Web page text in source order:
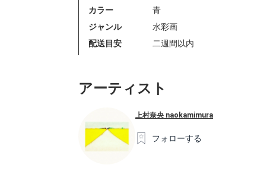
カラー
青
ジャンル
水彩画
配送目安
二週間以内
アーティスト
上村奈央 naokamimura
フォローする